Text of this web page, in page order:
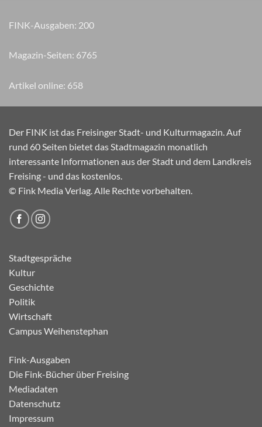
FINK-Ausgaben: 200
Magazin-Seiten: 8135
Artikel online: 658
Der FINK ist das Freisinger Stadt- und Kulturmagazin. Auf
rund 60 Seiten bietet das Stadtmagazin monatlich
interessante Informationen aus der Stadt und dem Landkreis
Freising - und das kostenlos.
© Fink Media Verlag. Alle Rechte vorbehalten.
Stadtgespräche
Kultur
Geschichte
Politik
Wirtschaft
Campus Weihenstephan
Fink-Ausgaben
Die Fink-Bücher über Freising
Mediadaten
Datenschutz
Impressum